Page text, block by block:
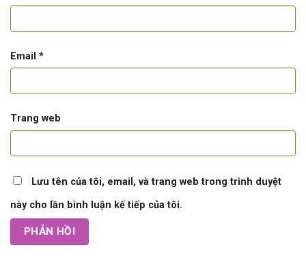
Email *
Trang web
Lưu tên của tôi, email, và trang web trong trình duyệt
này cho lần bình luận kế tiếp của tôi.